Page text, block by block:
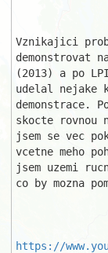
Vznikajici
demonstrovat
(2013) a po
udelal nejake
demonstrace.
skocte rovnou
jsem se vec
vcetne meho
jsem uzemi
co by mozna
https://